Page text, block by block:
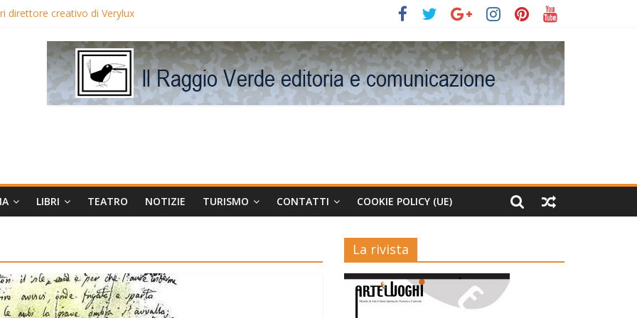
direttore creativo di Verylux
Edwards in proiezione per i LunedìLùmière
la regista Liliana Cavani e Tomas Milian
Avis
LIBRI TEATRO NOTIZIE TURISMO CONTATTI COOKIE POLICY (UE)
La rivista